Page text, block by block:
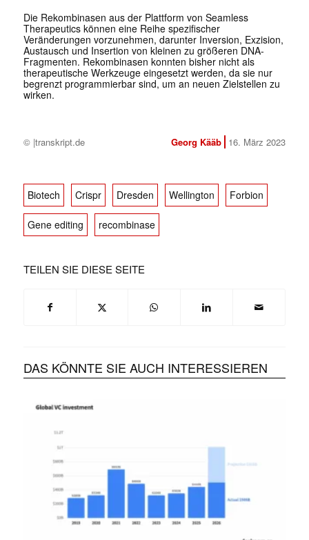
Die Rekombinasen aus der Plattform von Seamless
Therapeutics können eine Reihe spezifischer
Veränderungen vorzunehmen, darunter Inversion, Exzision,
Austausch und Insertion von kleinen zu größeren DNA-
Fragmenten. Rekombinasen konnten bisher nicht als
therapeutische Werkzeuge eingesetzt werden, da sie nur
begrenzt programmierbar sind, um an neuen Zielstellen zu
wirken.
© |transkript.de Georg Kääb 16. März 2023
Biotech Crispr Dresden Wellington Forbion
Gene editing recombinase
TEILEN SIE DIESE SEITE
DAS KÖNNTE SIE AUCH INTERESSIEREN